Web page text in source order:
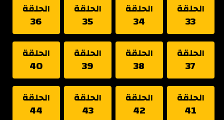
الحلقة
33
الحلقة
34
الحلقة
35
الحلقة
36
الحلقة
37
الحلقة
38
الحلقة
39
الحلقة
40
الحلقة
41
الحلقة
42
الحلقة
43
الحلقة
44